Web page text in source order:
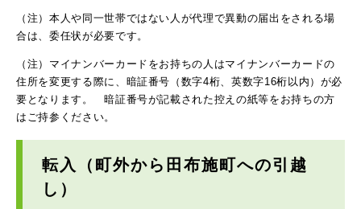
（注）本人や同一世帯ではない人が代理で異動の届出をされる場
合は、委任状が必要です。
（注）マイナンバーカードをお持ちの人はマイナンバーカードの
住所を変更する際に、暗証番号（数字4桁、英数字16桁以内）が必
要となります。 暗証番号が記載された控えの紙等をお持ちの方
はご持参ください。
転入（町外から田布施町への引越
し）